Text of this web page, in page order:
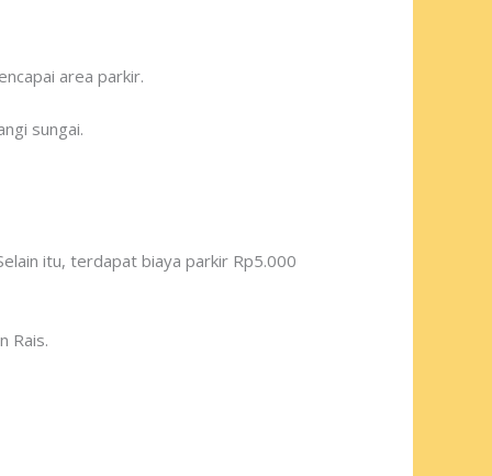
area parkir.
sungai.
itu, terdapat biaya parkir Rp5.000
Rais.